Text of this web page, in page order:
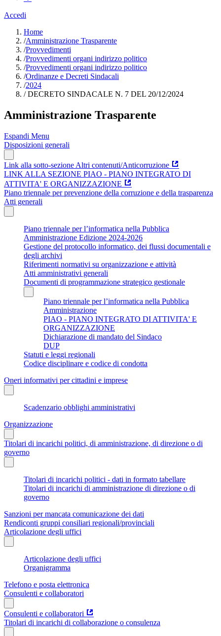
Accedi
Home
/Amministrazione Trasparente
/Provvedimenti
/Provvedimenti organi indirizzo politico
/Provvedimenti organi indirizzo politico
/Ordinanze e Decreti Sindacali
/2024
/DECRETO SINDACALE N. 7 DEL 20/12/2024
Amministrazione Trasparente
Espandi Menu
Disposizioni generali
Link alla sotto-sezione Altri contenuti/Anticorruzione
LINK ALLA SEZIONE PIAO - PIANO INTEGRATO DI
ATTIVITA' E ORGANIZZAZIONE
Piano triennale per prevenzione della corruzione e della trasparenza
Atti generali
Piano triennale per l’informatica nella Pubblica
Amministrazione Edizione 2024-2026
Gestione del protocollo informatico, dei flussi documentali e
degli archivi
Riferimenti normativi su organizzazione e attività
Atti amministrativi generali
Documenti di programmazione strategico gestionale
Piano triennale per l’informatica nella Pubblica
Amministrazione
PIAO - PIANO INTEGRATO DI ATTIVITA' E
ORGANIZZAZIONE
Dichiarazione di mandato del Sindaco
DUP
Statuti e leggi regionali
Codice disciplinare e codice di condotta
Oneri informativi per cittadini e imprese
Scadenzario obblighi amministrativi
Organizzazione
Titolari di incarichi politici, di amministrazione, di direzione o di
governo
Titolari di incarichi politici - dati in formato tabellare
Titolari di incarichi di amministrazione di direzione o di
governo
Sanzioni per mancata comunicazione dei dati
Rendiconti gruppi consiliari regionali/provinciali
Articolazione degli uffici
Articolazione degli uffici
Organigramma
Telefono e posta elettronica
Consulenti e collaboratori
Consulenti e collaboratori
Titolari di incarichi di collaborazione o consulenza